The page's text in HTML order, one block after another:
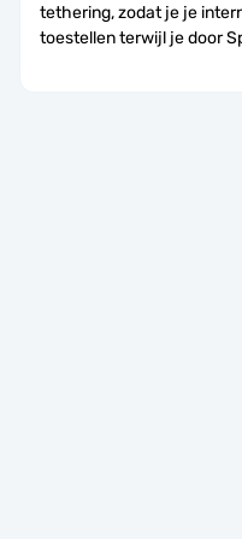
tethering, zodat je je
toestellen terwijl je door